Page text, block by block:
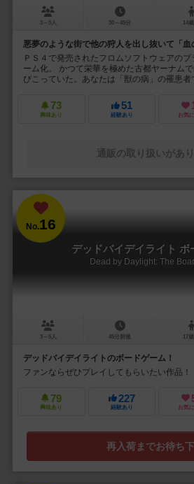
3～5人 30～45分 14
悪夢のような街で他の狩人を出し抜いて「血
ＰＳ４で発売されたフロムソフトウェアの
ーム化。 かつて栄華を極めた古都ヤーナム
びこっていた。あなたは「獣の病」の罹患者
73
興味あり
51
経験あり お気
通販の取り扱いがあ
No.16
デッドバイデイライト ボ
Dead by Daylight: The
3～5人 45分前後 17
デッドバイデイライトのボードゲーム！
ファンならぜひプレイしてもらいたい作品！
79
興味あり
227
経験あり お気に
再入荷までお待ち